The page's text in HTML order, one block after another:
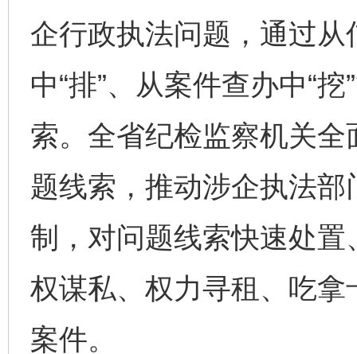
企行政执法问题，通过从
中“排”、从案件查办中“
索。全省纪检监察机关
题线索，推动涉企执法
制，对问题线索快速处
权谋私、权力寻租、吃
案件。